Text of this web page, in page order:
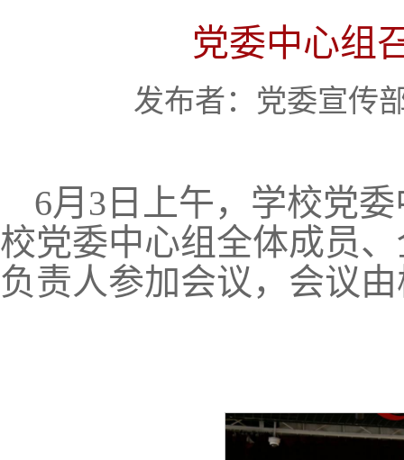
党委中心组
发布者：党委宣传
6月3日上午，学校党
校党委中心组全体成员
负责人参加会议，会议